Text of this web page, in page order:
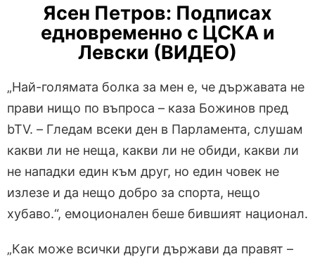
Ясен Петров: Подписах
едновременно с ЦСКА и
Левски (ВИДЕО)
„Най-голямата болка за мен е, че държавата не
прави нищо по въпроса – каза Божинов пред
bTV. – Гледам всеки ден в Парламента, слушам
какви ли не неща, какви ли не обиди, какви ли
не нападки един към друг, но един човек не
излезе и да нещо добро за спорта, нещо
хубаво.“, емоционален беше бившият национал.
„Как може всички други държави да правят –